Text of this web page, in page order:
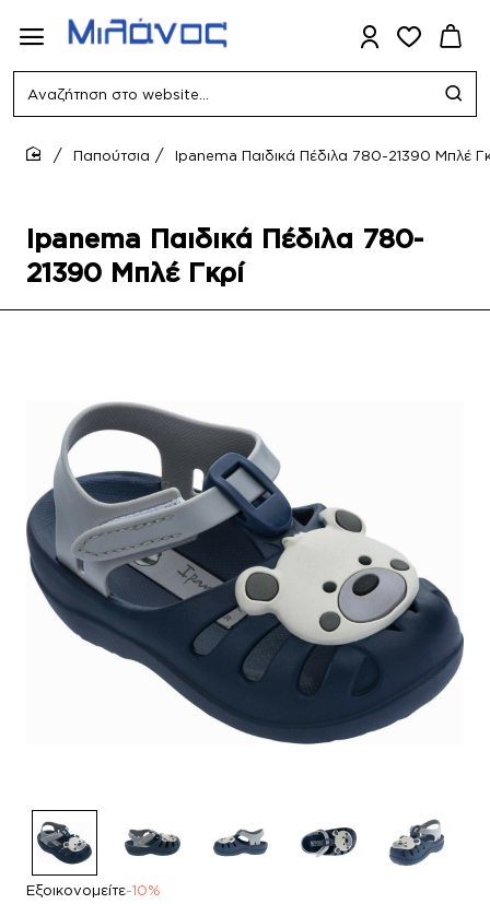
Αναζήτηση
website...
Ipanema Παιδικά Πέδιλα 780-
21390 Μπλέ Γκρί
Παπούτσια Ipanema Παιδικά Πέδιλα 780-21390 Μπλέ
Εξοικονομείτε-10%